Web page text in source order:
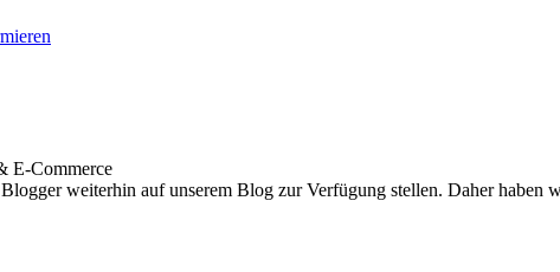
E-Commerce
weiterhin auf unserem Blog zur Verfügung stellen. Daher haben